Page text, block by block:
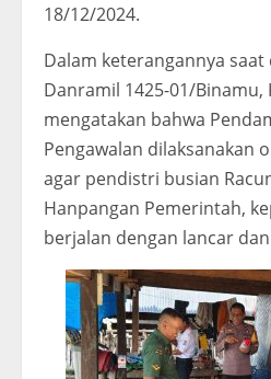
18/12/2024.
Dalam keterangannya
Danramil 1425-01/Binamu,
mengatakan bahwa
Pengawalan dilaksanakan
agar pendistri busian
Hanpangan Pemerintah,
berjalan dengan lancar